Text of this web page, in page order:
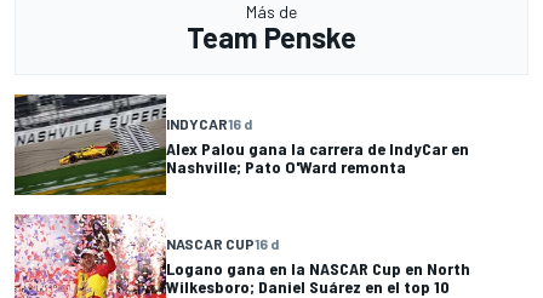
Más de
Team Penske
INDYCAR16 d
Alex Palou gana la carrera de IndyCar en
Nashville; Pato O'Ward remonta
NASCAR CUP16 d
Logano gana en la NASCAR Cup en North
Wilkesboro; Daniel Suárez en el top 10